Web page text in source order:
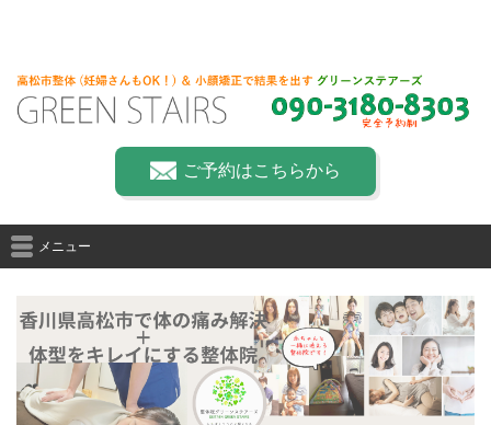
ご予約はこちらから
メニュー